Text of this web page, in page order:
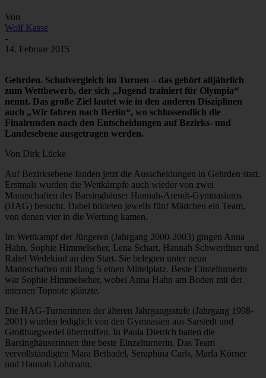
Von
Wolf Kasse
-
14. Februar 2015
Gehrden. Schulvergleich im Turnen – das gehört alljährlich
zum Wettbewerb, der sich „Jugend trainiert für Olympia“
nennt. Das große Ziel lautet wie in den anderen Disziplinen
auch „Wir fahren nach Berlin“, wo schlussendlich die
Finalrunden nach den Entscheidungen auf Bezirks- und
Landesebene ausgetragen werden.
Von Dirk Lücke
Auf Bezirksebene fanden jetzt die Ausscheidungen in Gehrden statt.
Erstmals wurden die Wettkämpfe auch wieder von zwei
Mannschaften des Barsinghäuser Hannah-Arendt-Gymnasiums
(HAG) besucht. Dabei bildeten jeweils fünf Mädchen ein Team,
von denen vier in die Wertung kamen.
Im Wettkampf der Jüngeren (Jahrgang 2000-2003) gingen Anna
Hahn, Sophie Himmelseher, Lena Schart, Hannah Schwerdtner und
Rahel Wedekind an den Start. Sie belegten unter neun
Mannschaften mit Rang 5 einen Mittelplatz. Beste Einzelturnerin
war Sophie Himmelseher, wobei Anna Hahn am Boden mit der
internen Topnote glänzte.
Die HAG-Turnerinnen der älteren Jahrgangsstufe (Jahrgang 1998-
2001) wurden lediglich von den Gymnasien aus Sarstedt und
Großburgwedel übertroffen. In Paula Dietrich hatten die
Barsinghäuserinnen ihre beste Einzelturnerin. Das Team
vervollständigten Mara Betbadel, Seraphina Carls, Marla Körner
und Hannah Lohmann.